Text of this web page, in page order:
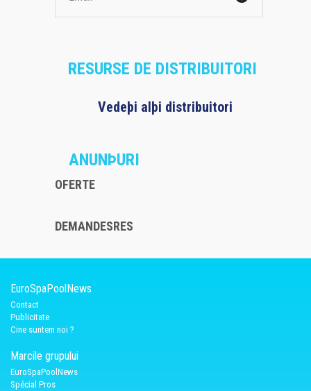
RESURSE DE DISTRIBUITORI
Vedeþi alþi distribuitori
ANUNÞURI
OFERTE
DEMANDESRES
EuroSpaPoolNews
Contact
Publicitate
Cine suntem noi ?
Marcile grupului
EuroSpaPoolNews
Spécial Pros